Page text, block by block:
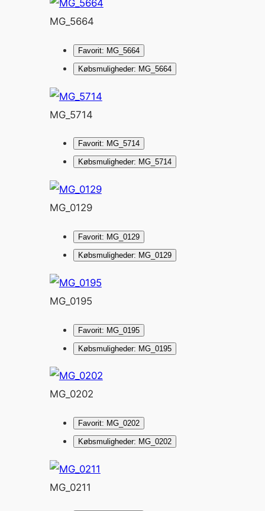
MG_5664
Favorit: MG_5664
Købsmuligheder: MG_5664
MG_5714
Favorit: MG_5714
Købsmuligheder: MG_5714
MG_0129
Favorit: MG_0129
Købsmuligheder: MG_0129
MG_0195
Favorit: MG_0195
Købsmuligheder: MG_0195
MG_0202
Favorit: MG_0202
Købsmuligheder: MG_0202
MG_0211